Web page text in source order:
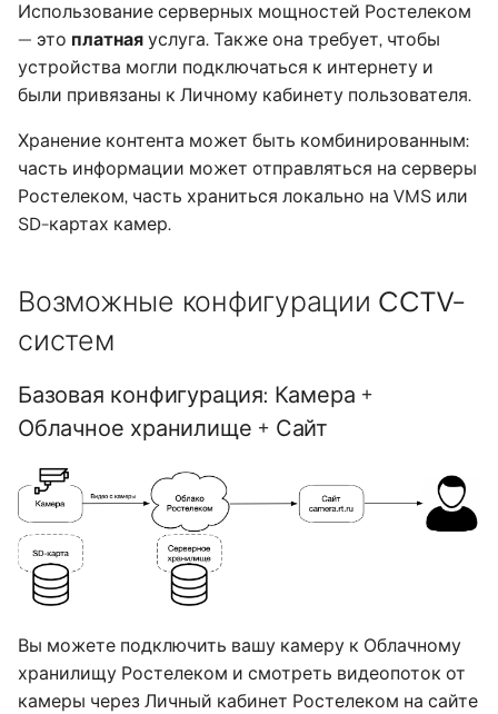
Использование серверных мощностей Ростелеком
— это платная услуга. Также она требует, чтобы
устройства могли подключаться к интернету и
были привязаны к Личному кабинету пользователя.
Хранение контента может быть комбинированным:
часть информации может отправляться на серверы
Ростелеком, часть храниться локально на VMS или
SD-картах камер.
Возможные конфигурации CCTV-
систем
Базовая конфигурация: Камера +
Облачное хранилище + Сайт
Вы можете подключить вашу камеру к Облачному
хранилищу Ростелеком и смотреть видеопоток от
камеры через Личный кабинет Ростелеком на сайте